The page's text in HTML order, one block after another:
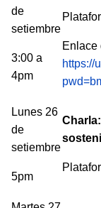
de
setiembre
3:00 a
4pm
Enlace
https://
Lunes 26
de
setiembre
5pm